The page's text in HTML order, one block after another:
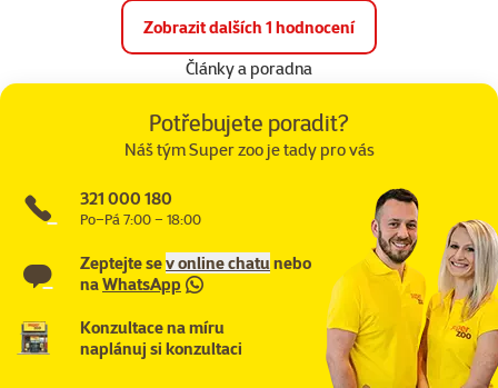
Zobrazit dalších 1 hodnocení
Články a poradna
Potřebujete poradit?
Náš tým Super zoo je tady pro vás
321 000 180
Po–Pá 7:00 – 18:00
Zeptejte sev online chatunebo
naWhatsApp
Konzultace na míru
naplánuj si konzultaci